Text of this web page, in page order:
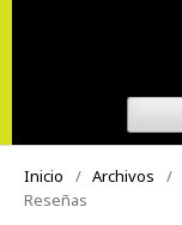
Inicio / Archivos /
Reseñas